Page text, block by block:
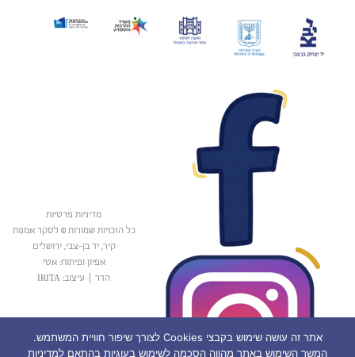
מדיניות פרטיות
כל הזכויות שמורות © לסקר אמנות
קיר, יד בן-צבי, ירושלים
אפיון ופיתוח: אטי
הדר
עיצוב: IRITA
אתר זה עושה שימוש בקבצי Cookies לצורך שיפור חוויית המשתמש.
המשך השימוש באתר מהווה הסכמה לשימוש בעוגיות בהתאם למדיניות